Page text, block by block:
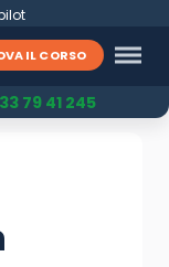
IL CORSO
79 41 245